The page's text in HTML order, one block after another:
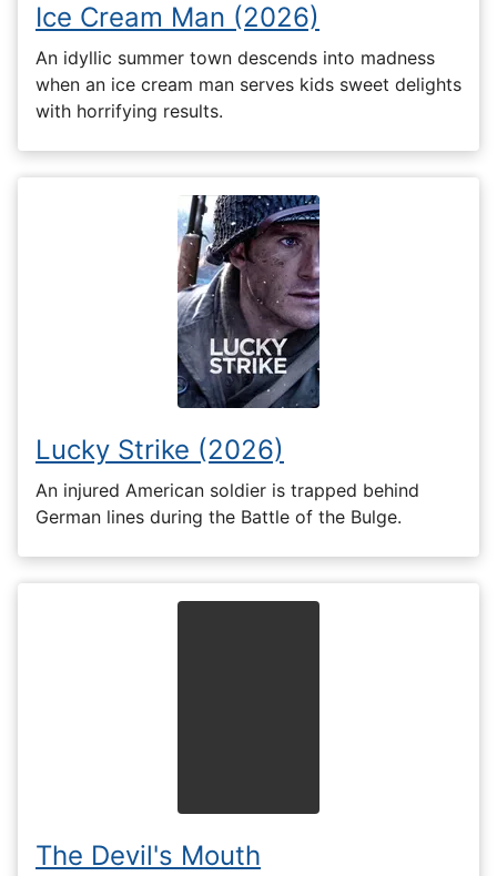
Ice Cream Man (2026)
An idyllic summer town descends into madness
when an ice cream man serves kids sweet delights
with horrifying results.
Lucky Strike (2026)
An injured American soldier is trapped behind
German lines during the Battle of the Bulge.
The Devil's Mouth